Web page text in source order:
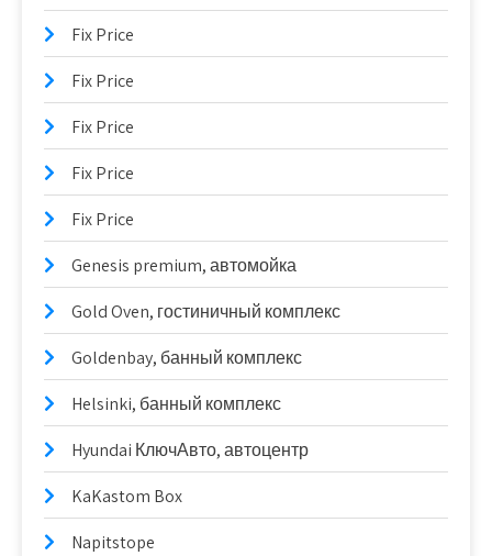
Fix Price
Fix Price
Fix Price
Fix Price
Fix Price
Genesis premium, автомойка
Gold Oven, гостиничный комплекс
Goldenbay, банный комплекс
Helsinki, банный комплекс
Hyundai КлючАвто, автоцентр
KaKastom Box
Napitstope